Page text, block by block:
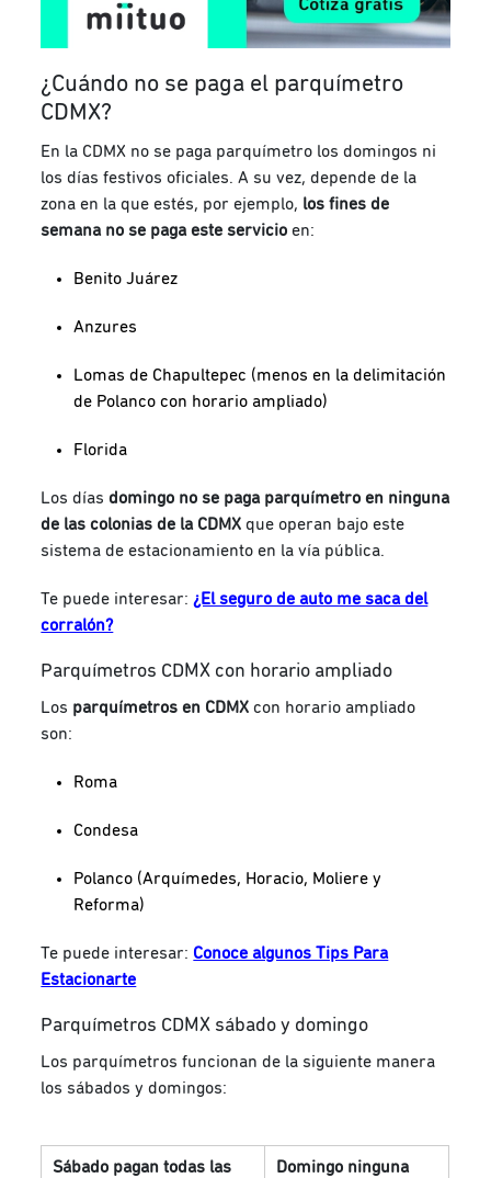
¿Cuándo no se paga el parquímetro
CDMX?
En la CDMX no se paga parquímetro los domingos ni
los días festivos oficiales. A su vez, depende de la
zona en la que estés, por ejemplo, los fines de
semana no se paga este servicio en:
Benito Juárez
Anzures
Lomas de Chapultepec (menos en la delimitación
de Polanco con horario ampliado)
Florida
Los díasdomingo no se paga parquímetro en ninguna
de las colonias de la CDMX que operan bajo este
sistema de estacionamiento en la vía pública.
Te puede interesar: ¿El seguro de auto me saca del
corralón?
Parquímetros CDMX con horario ampliado
Los parquímetros en CDMX con horario ampliado
son:
Roma
Condesa
Polanco (Arquímedes, Horacio, Moliere y
Reforma)
Te puede interesar: Conoce algunos Tips Para
Estacionarte
Parquímetros CDMX sábado y domingo
Los parquímetros funcionan de la siguiente manera
los sábados y domingos:
Sábado pagan todas las
Domingo ninguna